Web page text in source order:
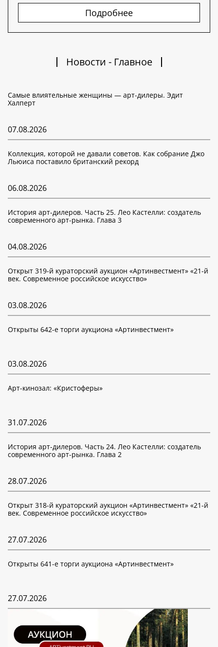
Подробнее
Новости - Главное
Самые влиятельные женщины — арт-дилеры. Эдит
Халперт
07.08.2026
Коллекция, которой не давали советов. Как собрание Джо
Льюиса поставило британский рекорд
06.08.2026
История арт-дилеров. Часть 25. Лео Кастелли: создатель
современного арт-рынка. Глава 3
04.08.2026
Открыт 319-й кураторский аукцион «Артинвестмент» «21-й
век. Современное российское искусство»
03.08.2026
Открыты 642-е торги аукциона «Артинвестмент»
03.08.2026
Арт-кинозал: «Кристоферы»
31.07.2026
История арт-дилеров. Часть 24. Лео Кастелли: создатель
современного арт-рынка. Глава 2
28.07.2026
Открыт 318-й кураторский аукцион «Артинвестмент» «21-й
век. Современное российское искусство»
27.07.2026
Открыты 641-е торги аукциона «Артинвестмент»
27.07.2026